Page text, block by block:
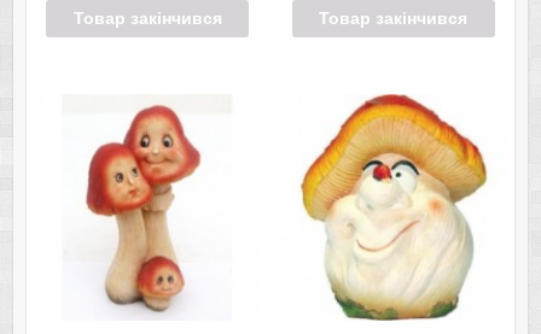
Товар закінчився Товар закінчився